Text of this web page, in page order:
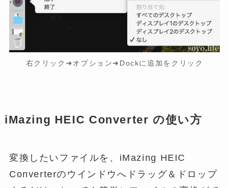
右クリック➜オプション➜Dockに追加をクリック
iMazing HEIC Converter の使い方
変換したいファイルを、iMazing HEIC
Converterのウインドウへドラッグ＆ドロップ